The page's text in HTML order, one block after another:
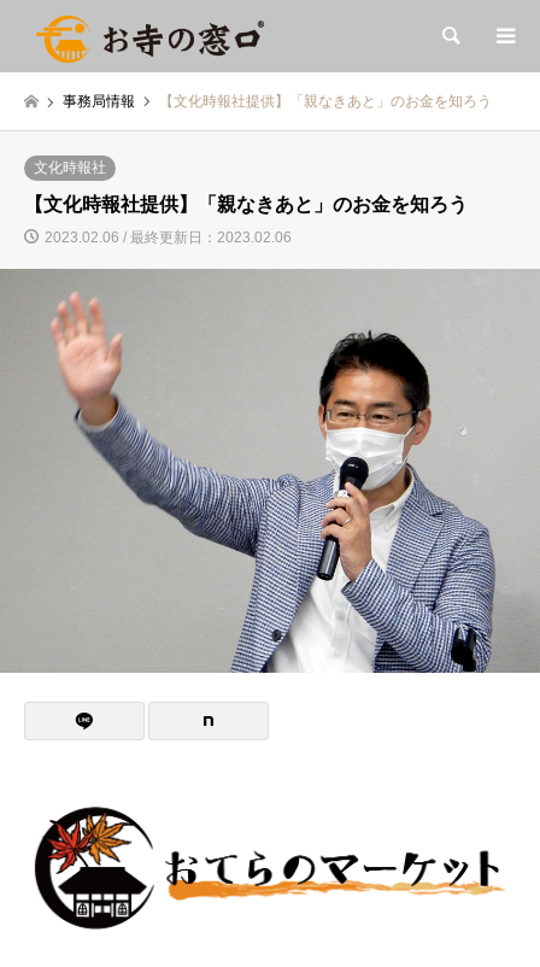
検索
事務局情報 【文化時報社提供】「親なきあと」のお金を知ろう
文化時報社
【文化時報社提供】「親なきあと」のお金を知ろう
2023.02.06 / 最終更新日：2023.02.06